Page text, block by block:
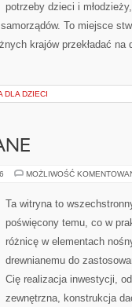
potrzeby dzieci i
To miejsce
krajów przekładać na
DLA DZIECI
MOŻLIWOŚĆ
Ta witryna to
poświęcony temu, co w
różnicę w elementach
drewnianemu do
Cię realizacja inwestycji,
zewnętrzna, konstrukcja